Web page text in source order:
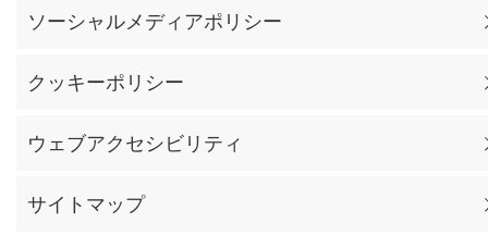
ソーシャルメディアポリシー
クッキーポリシー
ウェブアクセシビリティ
サイトマップ